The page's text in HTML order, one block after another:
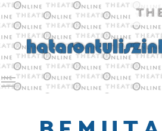
Toggle main menu visibility